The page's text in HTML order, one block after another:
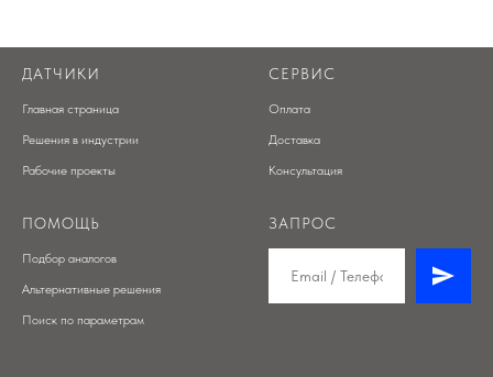
ДАТЧИКИ
Главная страница
Решения в индустрии
Рабочие проекты
СЕРВИС
Оплата
Доставка
Консультация
ПОМОЩЬ
Подбор аналогов
Альтернативные решения
Поиск по параметрам
ЗАПРОС